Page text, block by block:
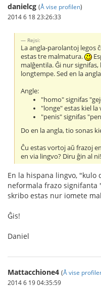
danielcg (Å vise profilen)
2014 6 18 23:26:33
Rejsi:
La angla-parolantoj legos
estas tre malmatura.
malĝentila. Ĝi nur
longtempe. Sed en la
Angle:
"homo" signifas
"longe" estas kiel
"penis" signifas
Do en la angla, tio sonas
Ĉu estas vortoj aŭ frazoj
en via lingvo? Diru ĝin al ni!
En la hispana lingvo, "kulo
neformala frazo signifanta
skribo estas nur iomete
Ĝis!
Daniel
Mattacchione4 (Å vise
2014 6 19 04:35:59